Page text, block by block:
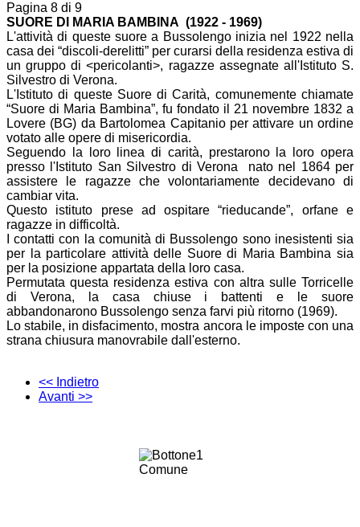
Pagina 8 di 9
SUORE DI MARIA BAMBINA (1922 - 1969)
L'attività di queste suore a Bussolengo inizia nel 1922 nella
casa dei “discoli-derelitti” per curarsi della residenza estiva di
un gruppo di <pericolanti>, ragazze assegnate all'Istituto S.
Silvestro di Verona.
L'Istituto di queste Suore di Carità, comunemente chiamate
“Suore di Maria Bambina”, fu fondato il 21 novembre 1832 a
Lovere (BG) da Bartolomea Capitanio per attivare un ordine
votato alle opere di misericordia.
Seguendo la loro linea di carità, prestarono la loro opera
presso l'Istituto San Silvestro di Verona nato nel 1864 per
assistere le ragazze che volontariamente decidevano di
cambiar vita.
Questo istituto prese ad ospitare “rieducande”, orfane e
ragazze in difficoltà.
I contatti con la comunità di Bussolengo sono inesistenti sia
per la particolare attività delle Suore di Maria Bambina sia
per la posizione appartata della loro casa.
Permutata questa residenza estiva con altra sulle Torricelle
di Verona, la casa chiuse i battenti e le suore
abbandonarono Bussolengo senza farvi più ritorno (1969).
Lo stabile, in disfacimento, mostra ancora le imposte con una
strana chiusura manovrabile dall'esterno.
<< Indietro
Avanti >>